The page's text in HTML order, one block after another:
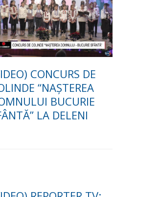
CONCURS DE
“NAȘTEREA
BUCURIE
LA DELENI